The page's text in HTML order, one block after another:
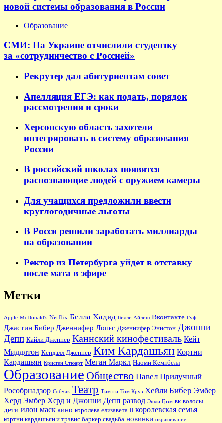
новой системы образования в России
Образование
СМИ: На Украине отчислили студентку
за «сотрудничество с Россией»
Рекрутер дал абитуриентам совет
Апелляция ЕГЭ: как подать, порядок
рассмотрения и сроки
Херсонскую область захотели
интегрировать в систему образования
России
В российский школах появятся
распознающие людей с оружием камеры
Для учащихся предложили ввести
круглогодичные льготы
В Росси решили заработать миллиарды
на образовании
Ректор из Петербурга уйдет в отставку
после мата в эфире
Метки
Apple McDonald's Netflix Белла Хадид Билли Айлиш Вконтакте Гуф
Джастин Бибер Дженнифер Лопес Дженнифер Энистон Джонни
Депп Кайли Дженнер Каннский кинофестиваль Кейт
Миддлтон Кендалл Дженнер Ким Кардашьян Кортни
Кардашьян Кристен Стюарт Меган Маркл Наоми Кемпбелл
Образование Общество Павел Прилучный
Рособрнадзор Собчак Театр Тимати Том Круз Хейли Бибер Эмбер
Херд Эмбер Херд и Джонни Депп развод Эшли Грэм вк волосы
дети илон маск кино королева елизавета II королевская семья
кортни кардашьян и трэвис баркер свадьба новинки окрашивание